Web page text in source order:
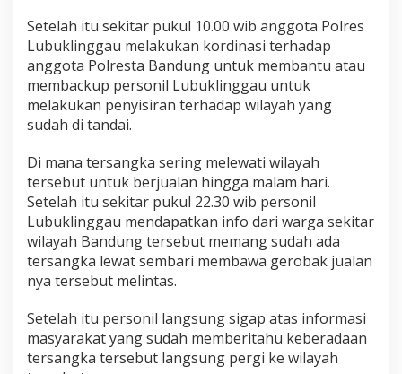
Setelah itu sekitar pukul 10.00 wib anggota Polres
Lubuklinggau melakukan kordinasi terhadap
anggota Polresta Bandung untuk membantu atau
membackup personil Lubuklinggau untuk
melakukan penyisiran terhadap wilayah yang
sudah di tandai.
Di mana tersangka sering melewati wilayah
tersebut untuk berjualan hingga malam hari.
Setelah itu sekitar pukul 22.30 wib personil
Lubuklinggau mendapatkan info dari warga sekitar
wilayah Bandung tersebut memang sudah ada
tersangka lewat sembari membawa gerobak jualan
nya tersebut melintas.
Setelah itu personil langsung sigap atas informasi
masyarakat yang sudah memberitahu keberadaan
tersangka tersebut langsung pergi ke wilayah